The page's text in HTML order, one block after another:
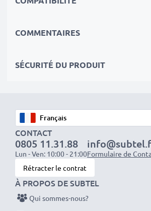
Circuits, Surchauffes, Surtensions
professionels compétants
Données techniques:
Marque:CELLONIC
Capacité : 300mAh
Tension: 4.8V
Type de cellule: NiMH
Dimensions: 58.35 x 21.07 x 10.91mm
Couleur: vert
COMMENTAIRES
SÉCURITÉ DU PRODUIT
CONTACT
0805 11.31.88
Lun - Ven: 10:00 - 21:00Formulaire de
Rétracter le contrat
À PROPOS DE SUBTEL
Qui sommes-nous?